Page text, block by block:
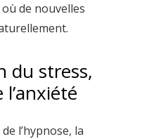
de nouvelles
du stress,
l’hypnose, la